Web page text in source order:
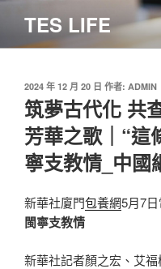
主
TES LIFE
發
佈
於
2024 年 12 月 20 日 作者: ADMIN
筑夢古代化 共
芳華之歌｜“這
寧支教情_中國
新華社廈門包養網5月7
閩寧支教情
新華社記者顏之宏、艾福